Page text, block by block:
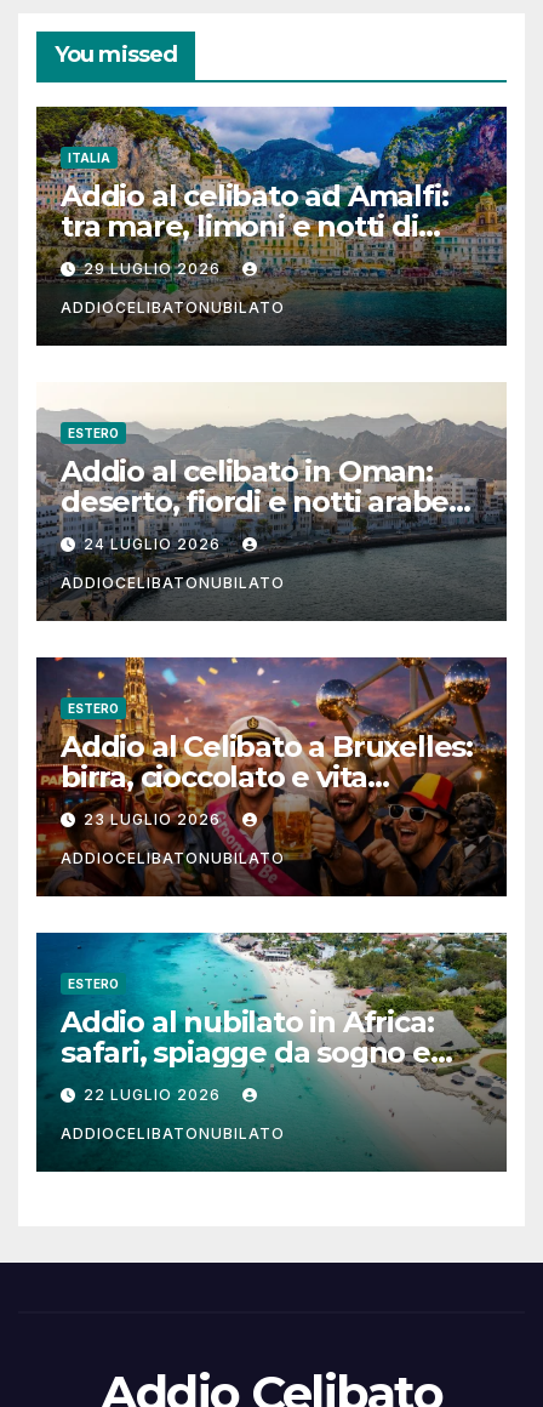
You missed
ITALIA
Addio al celibato ad Amalfi:
tra mare, limoni e notti di
festa in Costiera Amalfitana
29 LUGLIO 2026
ADDIOCELIBATONUBILATO
ESTERO
Addio al celibato in Oman:
deserto, fiordi e notti arabe
tra Muscat e Musandam
24 LUGLIO 2026
ADDIOCELIBATONUBILATO
ESTERO
Addio al Celibato a Bruxelles:
birra, cioccolato e vita
notturna per un weekend
indimenticabile
23 LUGLIO 2026
ADDIOCELIBATONUBILATO
ESTERO
Addio al nubilato in Africa:
safari, spiagge da sogno e
città magiche
22 LUGLIO 2026
ADDIOCELIBATONUBILATO
Addio Celibato